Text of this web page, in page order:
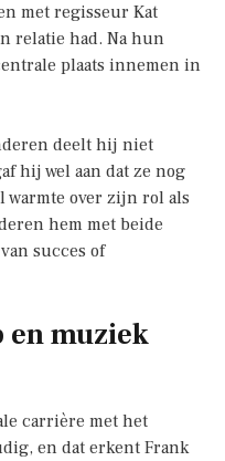
met regisseur Kat
relatie had. Na hun
plaats innemen in
deelt hij niet
hij wel aan dat ze nog
warmte over zijn rol als
hem met beide
succes of
en muziek
carrière met het
en dat erkent Frank